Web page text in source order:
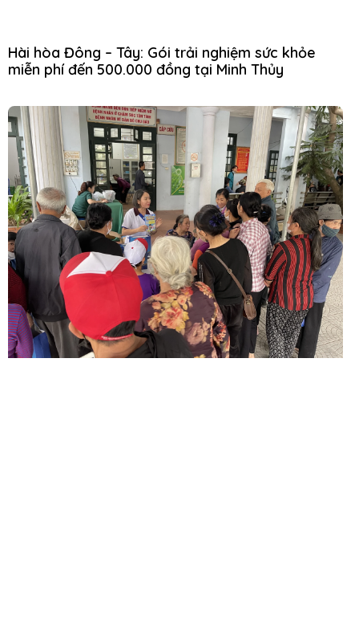
Hài hòa Đông – Tây: Gói trải nghiệm sức khỏe
miễn phí đến 500.000 đồng tại Minh Thủy